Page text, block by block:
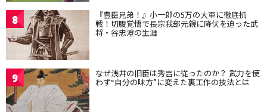
8 『豊臣兄弟！』小一郎の5万の大軍に徹底抗
戦！切腹覚悟で長宗我部元親に降伏を迫った武
将・谷忠澄の生涯
9 なぜ浅井の旧臣は秀吉に従ったのか？ 武力を使
わず“自分の味方”に変えた裏工作の技法とは